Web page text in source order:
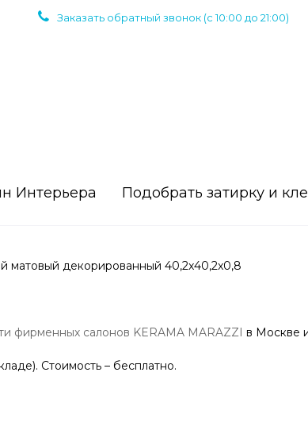
Заказать обратный звонок (c 10:00 до 21:00)
Интерьера Подобрать затирку и
матовый декорированный 40,2x40,2x0,8
фирменных салонов KERAMA MARAZZI в Москве
Стоимость – бесплатно.